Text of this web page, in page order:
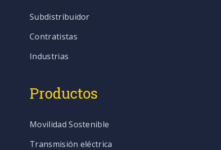
Subdistribuidor
Contratistas
Industrias
Productos
Movilidad Sostenible
Transmisión eléctrica